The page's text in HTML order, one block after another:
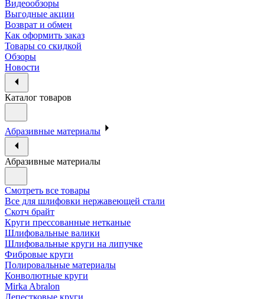
Видеообзоры
Выгодные акции
Возврат и обмен
Как оформить заказ
Товары со скидкой
Обзоры
Новости
Каталог товаров
Абразивные материалы
Абразивные материалы
Смотреть все товары
Все для шлифовки нержавеющей стали
Скотч брайт
Круги прессованные нетканые
Шлифовальные валики
Шлифовальные круги на липучке
Фибровые круги
Полировальные материалы
Конволютные круги
Mirka Abralon
Лепестковые круги